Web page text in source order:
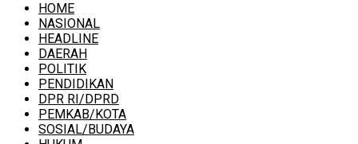
HOME
NASIONAL
HEADLINE
DAERAH
POLITIK
PENDIDIKAN
DPR RI/DPRD
PEMKAB/KOTA
SOSIAL/BUDAYA